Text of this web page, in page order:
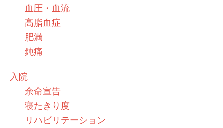
血圧・血流
高脂血症
肥満
鈍痛
入院
余命宣告
寝たきり度
リハビリテーション